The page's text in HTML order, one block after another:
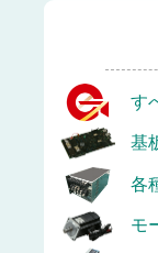
す
基
各
モ